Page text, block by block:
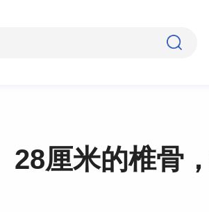
厘米的椎骨